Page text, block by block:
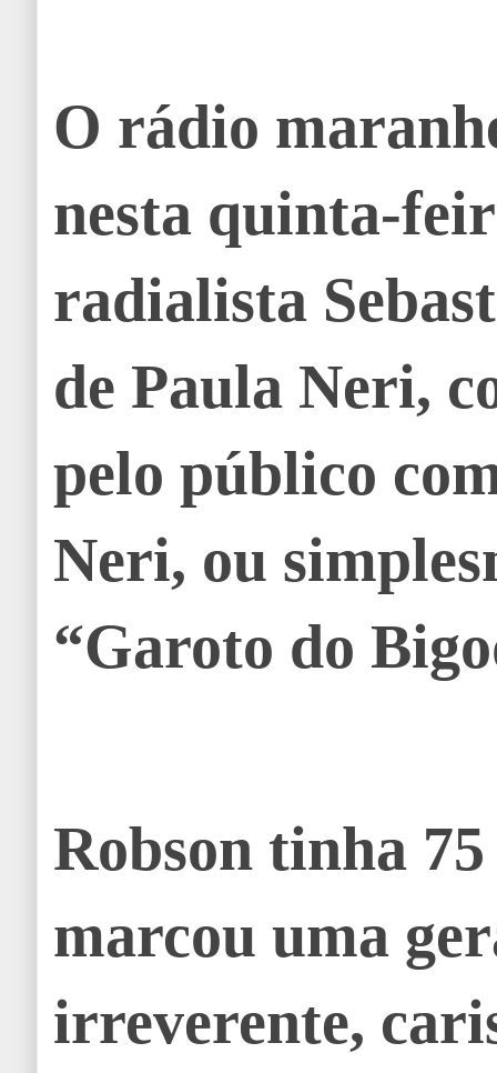
O rádio
nesta quinta-
radialista
de Paula Neri,
pelo público
Neri, ou
“Garoto do
Robson tinha 75
marcou uma
irreverente,